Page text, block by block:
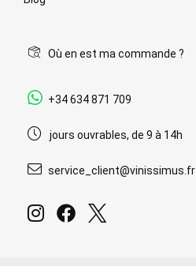
Où en est ma commande ?
+34 634 871 709
jours ouvrables, de 9 à 14h
service_client@vinissimus.fr